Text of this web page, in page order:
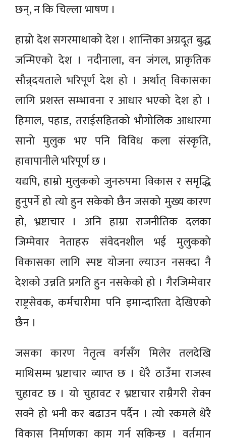
छन्, न कि चिल्ला भाषण ।
हाम्रो देश सगरमाथाको देश । शान्तिका अग्रदूत बुद्ध
जन्मिएको देश । नदीनाला, वन जंगल, प्राकृतिक
सौन्र्दयताले भरिपूर्ण देश हो । अर्थात् विकासका
लागि प्रशस्त सम्भावना र आधार भएको देश हो ।
हिमाल, पहाड, तराईसहितको भौगोलिक आधारमा
सानो मुलुक भए पनि विविध कला संस्कृति,
हावापानीले भरिपूर्ण छ ।
यद्यपि, हाम्रो मुलुकको जुनरुपमा विकास र समृद्धि
हुनुपर्ने हो त्यो हुन सकेको छैन जसको मुख्य कारण
हो, भ्रष्टाचार । अनि हाम्रा राजनीतिक दलका
जिम्मेवार नेताहरु संवेदनशील भई मुलुकको
विकासका लागि स्पष्ट योजना ल्याउन नसक्दा नै
देशको उन्नति प्रगति हुन नसकेको हो । गैरजिम्मेवार
राष्ट्रसेवक, कर्मचारीमा पनि इमान्दारिता देखिएको
छैन ।
जसका कारण नेतृत्व वर्गसँग मिलेर तलदेखि
माथिसम्म भ्रष्टाचार व्याप्त छ । धेरै ठाउँमा राजस्व
चुहावट छ । यो चुहावट र भ्रष्टाचार राम्रैगरी रोक्न
सक्ने हो भनी कर बढाउन पर्दैन । त्यो रकमले धेरै
विकास निर्माणका काम गर्न सकिन्छ । वर्तमान